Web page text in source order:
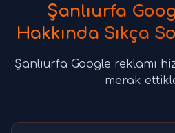
Şanlıurfa
Hakkında Sıkça
Şanlıurfa Google reklamı
merak